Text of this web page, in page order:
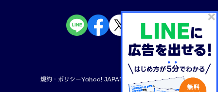
規約・ポリシーYahoo! JAPAN LINEヤフー株式会社